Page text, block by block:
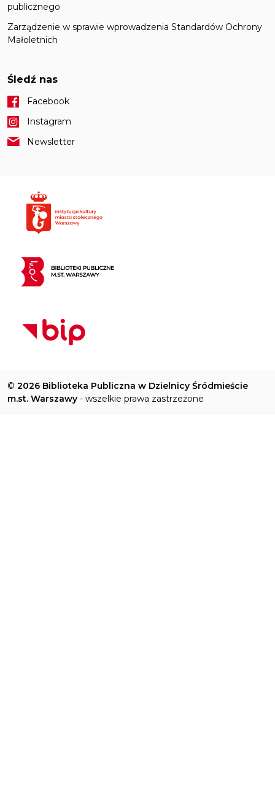
publicznego
Zarządzenie w sprawie wprowadzenia Standardów Ochrony
Małoletnich
Śledź nas
Facebook
Instagram
Newsletter
© 2026 Biblioteka Publiczna w Dzielnicy Śródmieście
m.st. Warszawy - wszelkie prawa zastrzeżone